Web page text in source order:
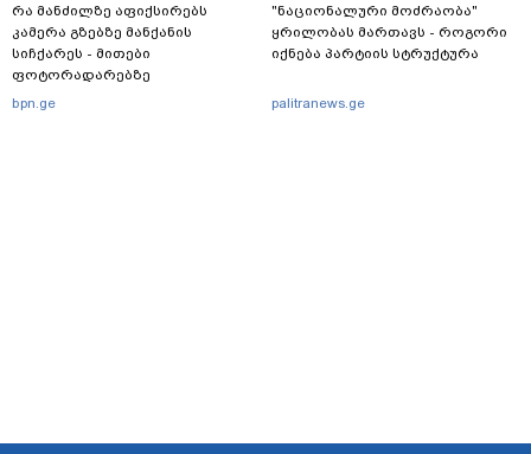
რა მანძილზე აფიქსირებს
კამერა გზებზე მანქანის
სიჩქარეს - მითები
ფოტორადარებზე
bpn.ge
"ნაციონალური მოძრაობა"
ყრილობას მართავს - როგორი
იქნება პარტიის სტრუქტურა
palitranews.ge